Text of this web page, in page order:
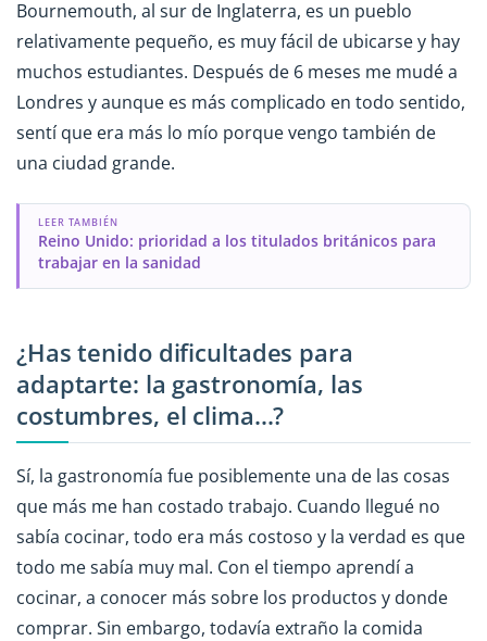
Bournemouth, al sur de Inglaterra, es un pueblo
relativamente pequeño, es muy fácil de ubicarse y hay
muchos estudiantes. Después de 6 meses me mudé a
Londres y aunque es más complicado en todo sentido,
sentí que era más lo mío porque vengo también de
una ciudad grande.
LEER TAMBIÉN
Reino Unido: prioridad a los titulados británicos para
trabajar en la sanidad
¿Has tenido dificultades para
adaptarte: la gastronomía, las
costumbres, el clima...?
Sí, la gastronomía fue posiblemente una de las cosas
que más me han costado trabajo. Cuando llegué no
sabía cocinar, todo era más costoso y la verdad es que
todo me sabía muy mal. Con el tiempo aprendí a
cocinar, a conocer más sobre los productos y donde
comprar. Sin embargo, todavía extraño la comida